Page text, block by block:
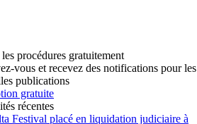
procédures gratuitement
vous et recevez des notifications pour les
publications
gratuite
récentes
Festival placé en liquidation judiciaire à